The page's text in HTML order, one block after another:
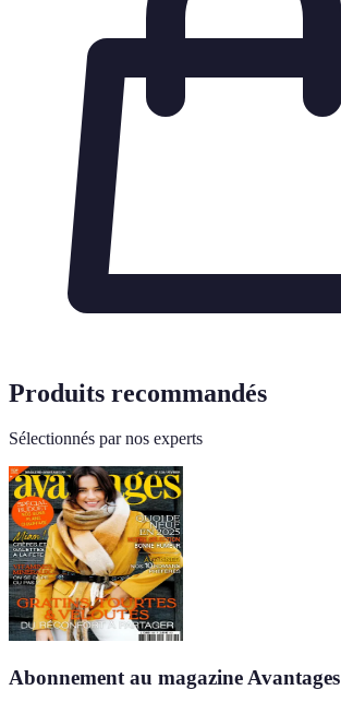
Produits recommandés
Sélectionnés par nos experts
Abonnement au magazine Avantages